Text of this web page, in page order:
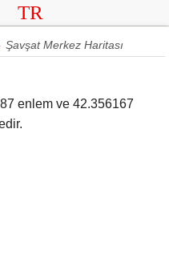
TR
Şavşat Merkez Haritası
enlem ve 42.356167